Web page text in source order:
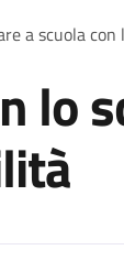
a scuola
lo